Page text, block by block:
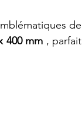
de
400 mm , parfait